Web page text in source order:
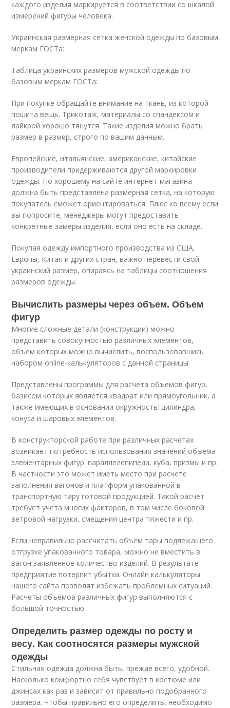
каждого изделия маркируется в соответствии со шкалой
измерений фигуры человека.
Украинская размерная сетка женской одежды по базовым
меркам ГОСТа:
Таблица украинских размеров мужской одежды по
базовым меркам ГОСТа:
При покупке обращайте внимание на ткань, из которой
пошита вещь. Трикотаж, материалы со спандексом и
лайкрой хорошо тянутся. Такие изделия можно брать
размер в размер, строго по вашим данным.
Европейские, итальянские, американские, китайские
производители придерживаются другой маркировки
одежды. По хорошему на сайте интернет-магазина
должна быть представлена размерная сетка, на которую
покупатель сможет ориентироваться. Плюс ко всему если
вы попросите, менеджеры могут предоставить
конкретные замеры изделия, если оно есть на складе.
Покупая одежду импортного производства из США,
Европы, Китая и других стран, важно перевести свой
украинский размер, опираясь на таблицы соотношения
размеров одежды.
Вычислить размеры через объем. Объем
фигур
Многие сложные детали (конструкции) можно
представить совокупностью различных элементов,
объем которых можно вычислить, воспользовавшись
набором online-калькуляторов с данной страницы.
Представлены программы для расчета объемов фигур,
базисом которых является квадрат или прямоугольник, а
также имеющих в основании окружность: цилиндра,
конуса и шаровых элементов.
В конструкторской работе при различных расчетах
возникает потребность использования значений объема
элементарных фигур: параллелепипеда, куба, призмы и пр.
В частности это может иметь место при расчете
заполнения вагонов и платформ упакованной в
транспортную тару готовой продукцией. Такой расчет
требует учета многих факторов, в том числе боковой
ветровой нагрузки, смещения центра тяжести и пр.
Если неправильно рассчитать объем тары подлежащего
отгрузке упакованного товара, можно не вместить в
вагон заявленное количество изделий. В результате
предприятие потерпит убытки. Онлайн калькуляторы
нашего сайта позволят избежать проблемных ситуаций.
Расчеты объемов различных фигур выполняются с
большой точностью.
Определить размер одежды по росту и
весу. Как соотносятся размеры мужской
одежды
Стильная одежда должна быть, прежде всего, удобной.
Насколько комфортно себя чувствует в костюме или
джинсах как раз и зависит от правильно подобранного
размера. Чтобы правильно его определить, необходимо